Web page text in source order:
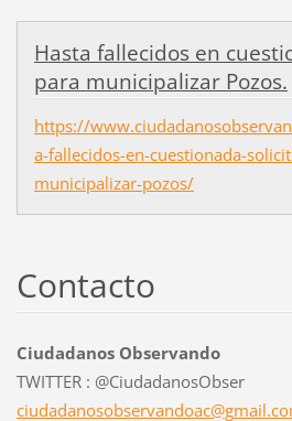
Hasta fallecidos en
para municipalizar Pozos.
https://
a-fallecidos-en-cuestionada-
municipalizar-pozos/
Contacto
Ciudadanos Observando
TWITTER : @CiudadanosObser
ciudadanosobservandoac@g